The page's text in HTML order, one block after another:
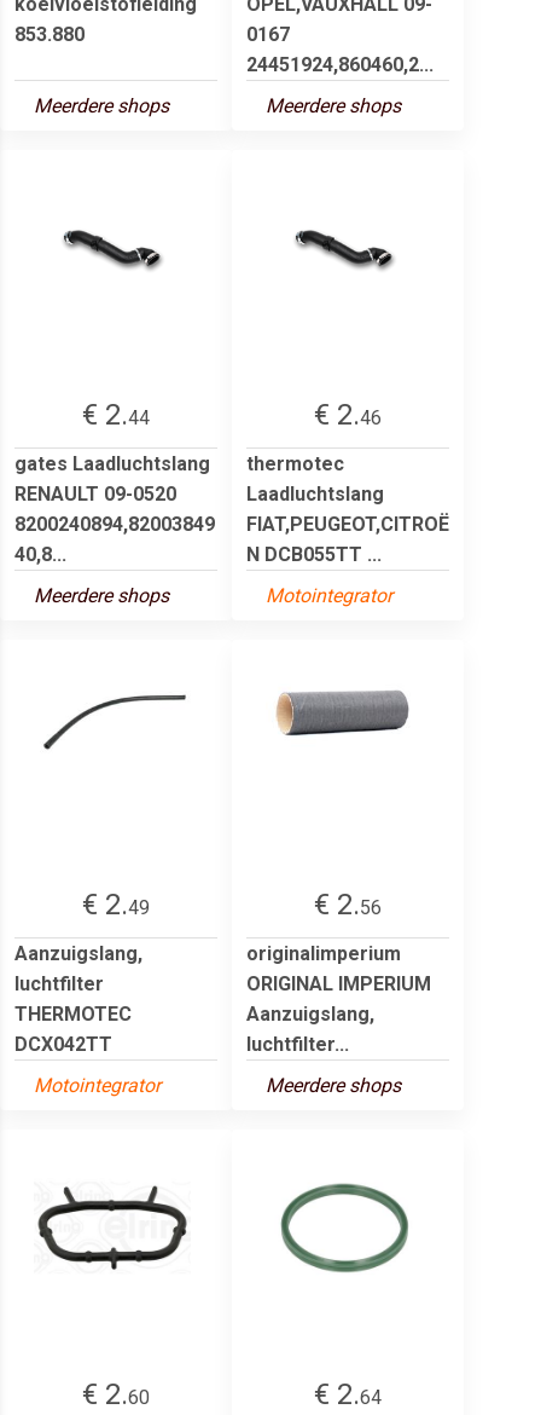
853.880
Meerdere shops
0167
24451924,860460,2...
Meerdere shops
€ 2.44
gates Laadluchtslang
RENAULT 09-0520
8200240894,82003849
40,8...
Meerdere shops
€ 2.46
thermotec
Laadluchtslang
FIAT,PEUGEOT,CITROË
N DCB055TT ...
Motointegrator
€ 2.49
Aanzuigslang,
luchtfilter
THERMOTEC
DCX042TT
Motointegrator
€ 2.56
originalimperium
ORIGINAL IMPERIUM
Aanzuigslang,
luchtfilter...
Meerdere shops
€ 2.60
€ 2.64